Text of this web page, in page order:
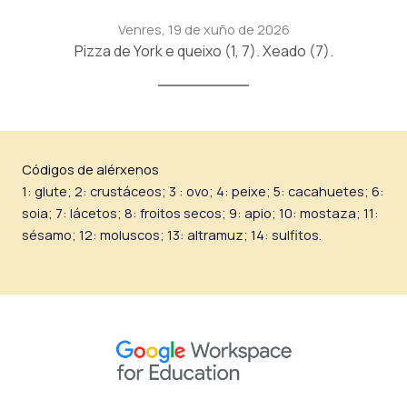
Venres, 19 de xuño de 2026
Pizza de York e queixo (1, 7). Xeado (7).
Códigos de alérxenos
1: glute; 2: crustáceos; 3 : ovo; 4: peixe; 5: cacahuetes; 6:
soia; 7: lácetos; 8: froitos secos; 9: apio; 10: mostaza; 11:
sésamo; 12: moluscos; 13: altramuz; 14: sulfitos.